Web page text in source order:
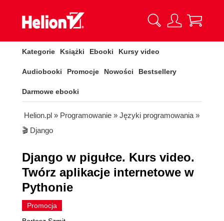
Kategorie Książki Ebooki Kursy video
Audiobooki Promocje Nowości Bestsellery
Darmowe ebooki
Helion.pl » Programowanie » Języki programowania »
🎬 Django
Django w pigułce. Kurs video.
Twórz aplikacje internetowe w
Pythonie
Promocja